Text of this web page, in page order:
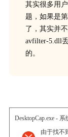
其实很多用
题，如果是
了，其实并
avfilter-5.dll
的。
DesktopCap.exe -
由于找不